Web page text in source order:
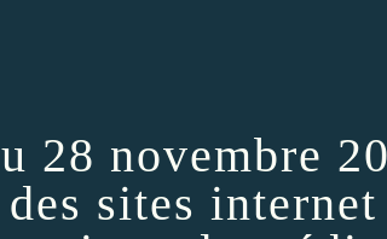
28 novembre
sites